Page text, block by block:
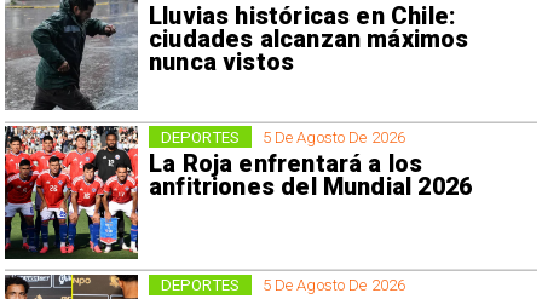
Lluvias históricas en Chile:
ciudades alcanzan máximos
nunca vistos
5 De Agosto De 2026
La Roja enfrentará a los
anfitriones del Mundial 2026
DEPORTES
5 De Agosto De 2026
DEPORTES